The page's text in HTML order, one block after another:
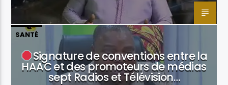
SANTÉ
Signature de conventions entre la
HAAC et des promoteurs de médias
sept Radios et Télévision…